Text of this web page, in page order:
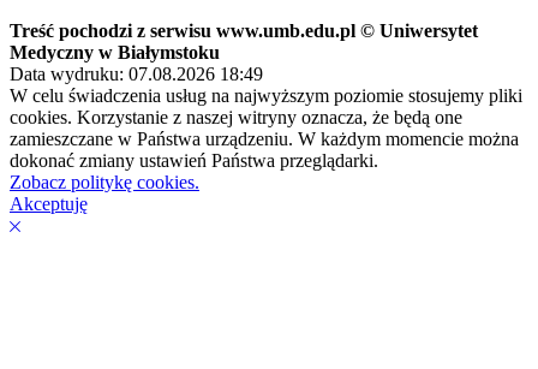
Treść pochodzi z serwisu www.umb.edu.pl © Uniwersytet
Medyczny w Białymstoku
Data wydruku: 07.08.2026 18:49
W celu świadczenia usług na najwyższym poziomie stosujemy pliki
cookies. Korzystanie z naszej witryny oznacza, że będą one
zamieszczane w Państwa urządzeniu. W każdym momencie można
dokonać zmiany ustawień Państwa przeglądarki.
Zobacz politykę cookies.
Akceptuję